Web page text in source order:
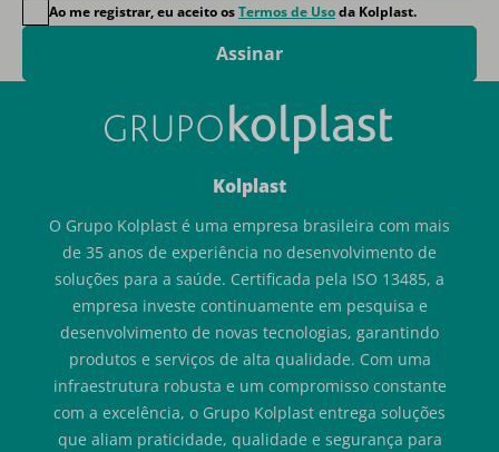
Assinar
Ao me registrar, eu aceito osTermos de Usoda Kolplast.
Kolplast
O Grupo Kolplast é uma empresa brasileira com mais
de 35 anos de experiência no desenvolvimento de
soluções para a saúde. Certificada pela ISO 13485, a
empresa investe continuamente em pesquisa e
desenvolvimento de novas tecnologias, garantindo
produtos e serviços de alta qualidade. Com uma
infraestrutura robusta e um compromisso constante
com a excelência, o Grupo Kolplast entrega soluções
que aliam praticidade, qualidade e segurança para